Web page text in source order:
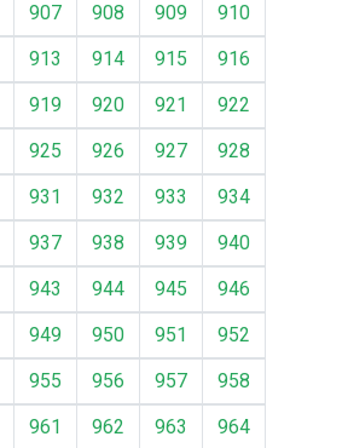
907 908 909
910
913 914 915
916
919 920 921
922
925 926 927
928
931 932 933
934
937 938 939
940
943 944 945
946
949 950 951
952
955 956 957
958
961 962 963
964